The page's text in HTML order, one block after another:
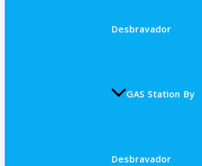
Desbravador
GAS Station By
Desbravador